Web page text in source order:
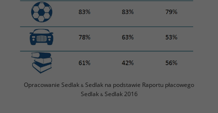
Opracowanie Sedlak & Sedlak na podstawie Raportu płacowego
Sedlak &Sedlak 2016